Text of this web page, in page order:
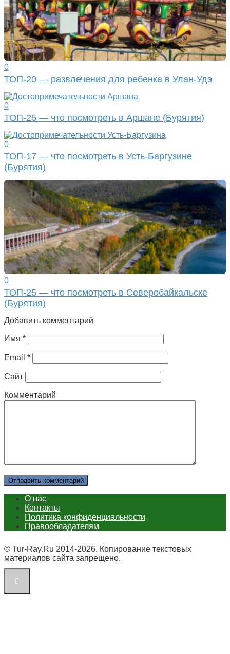
0
ТОП-20 — развлечения для ребенка в Улан-Удэ
0
ТОП-25 — что посмотреть в Аршане (Бурятия)
0
ТОП-17 — что посмотреть в Усть-Баргузине
(Бурятия)
0
ТОП-25 — что посмотреть в Северобайкальске
(Бурятия)
Добавить комментарий
Имя *
Email *
Сайт
Комментарий
О нас
Контакты
Политика конфиденциальности
Правообладателям
© Tur-Ray.Ru 2014-2026. Копирование текстовых
материалов сайта запрещено.